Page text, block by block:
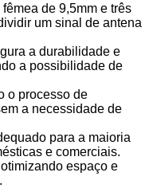
de 9,5mm e três
um sinal de antena
a durabilidade e
a possibilidade de
o processo de
a necessidade de
para a maioria
e comerciais.
espaço e